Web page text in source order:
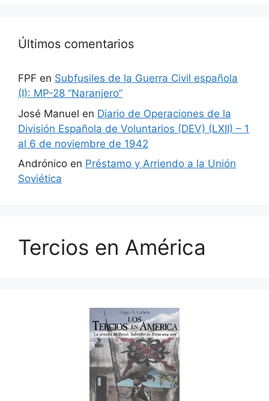
Últimos comentarios
FPF en Subfusiles de la Guerra Civil española
(I): MP-28 “Naranjero”
José Manuel en Diario de Operaciones de la
División Española de Voluntarios (DEV) (LXII) – 1
al 6 de noviembre de 1942
Andrónico en Préstamo y Arriendo a la Unión
Soviética
Tercios en América